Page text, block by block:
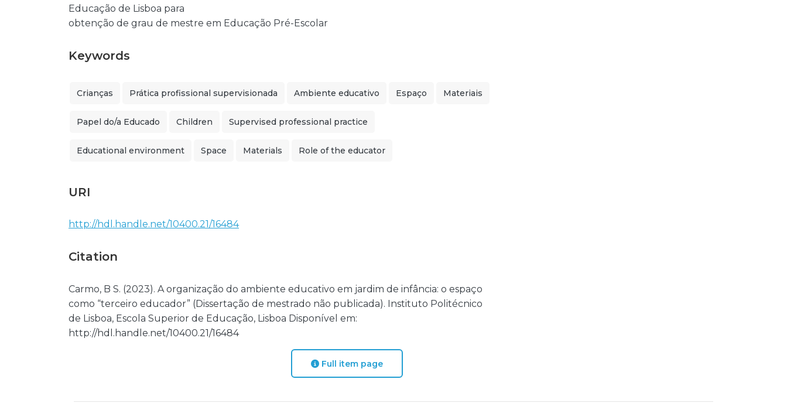
Educação de Lisboa para
obtenção de grau de mestre em Educação Pré-Escolar
Keywords
Crianças Prática profissional supervisionada Ambiente educativo Espaço Materiais
Papel do/a Educado Children Supervised professional practice
Educational environment Space Materials Role of the educator
URI
http://hdl.handle.net/10400.21/16484
Citation
Carmo, B S. (2023). A organização do ambiente educativo em jardim de infância: o espaço
como “terceiro educador” (Dissertação de mestrado não publicada). Instituto Politécnico
de Lisboa, Escola Superior de Educação, Lisboa Disponível em:
http://hdl.handle.net/10400.21/16484
Full item page